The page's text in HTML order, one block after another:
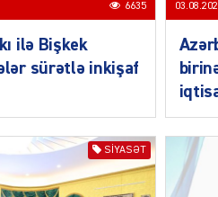
6635
ilə Bişkek
sürətlə inkişaf
SIYASƏT